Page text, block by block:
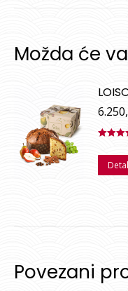
Možda će
sa5.00
Povezani